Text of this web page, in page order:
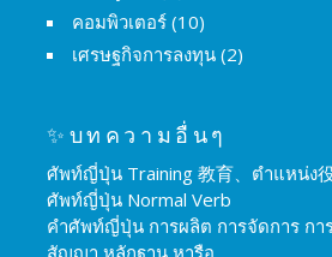
คอมพิวเตอร์ (10)
เศรษฐกิจการลงทุน (2)
✨บทความอื่นๆ
ศัพท์ญี่ปุ่น Training 教育、ตำแหน่ง
ศัพท์ญี่ปุ่น Normal Verb
คำศัพท์ญี่ปุ่น การผลิต การจัดการ กา
สัญญา หลักฐาน หารือ